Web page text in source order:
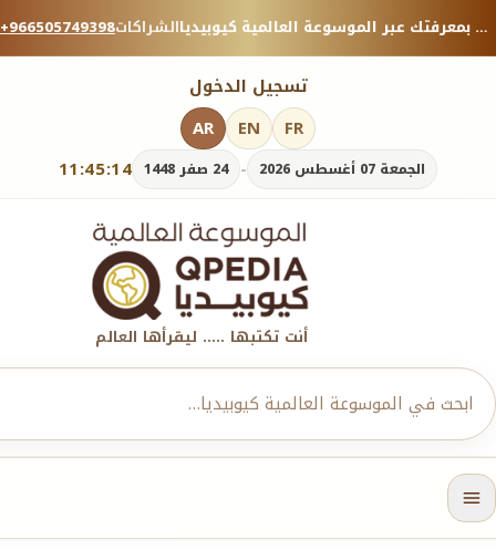
+966505749398الشراكات منصة معرفية موثوقة — شارك بمعرفتك عبر الموسوعة العالمية كيوبيديا.
تسجيل الدخول
11:45:16 الجمعة 07 أغسطس 2026 - 24 صفر 1448
AR EN FR
أنت تكتبها ..... ليقرأها العالم